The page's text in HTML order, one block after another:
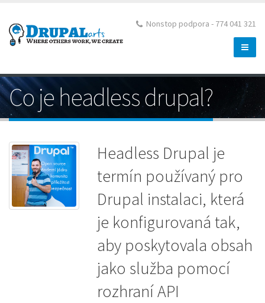
Nonstop podpora - 774 041 321
Co je headless drupal?
Headless Drupal je
termín používaný pro
Drupal instalaci, která
je konfigurovaná tak,
aby poskytovala obsah
jako služba pomocí
rozhraní API